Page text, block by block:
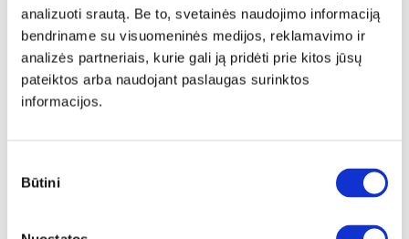
analizuoti srautą. Be to, svetainės naudojimo informaciją
bendriname su visuomeninės medijos, reklamavimo ir
analizės partneriais, kurie gali ją pridėti prie kitos jūsų
pateiktos arba naudojant paslaugas surinktos
informacijos.
pasirinkimas
Būtini